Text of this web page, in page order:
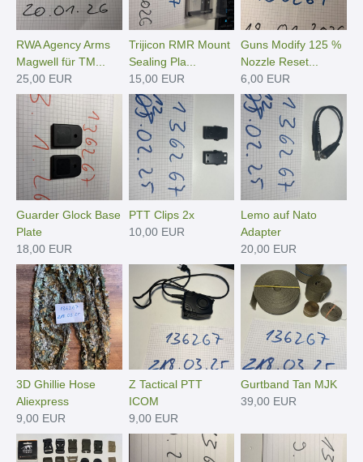
RWA Agency Arms
Magwell für TM...
25,00 EUR
Trijicon RMR Mount
Sealing Pla...
15,00 EUR
Guns Modify 125 %
Nozzle Reset...
6,00 EUR
Guarder Glock Base
Plate
18,00 EUR
PTT Clips 2x
10,00 EUR
Lemo auf Nato
Adapter
20,00 EUR
3D Ghillie Hose
Aliexpress
9,00 EUR
Z Tactical PTT
ICOM
9,00 EUR
Gurtband Tan MJK
39,00 EUR